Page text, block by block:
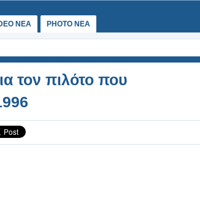
NEA PHOTO NEA
τον πιλότο που